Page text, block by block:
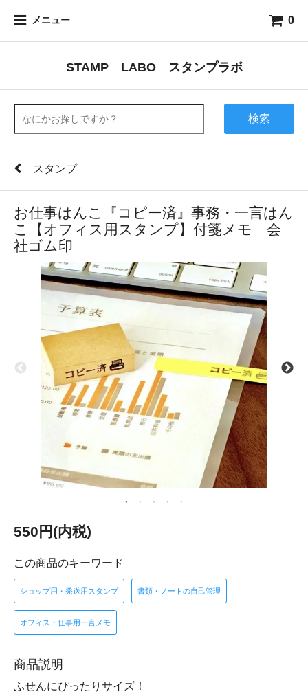
メニュー 0
STAMP LABO スタンプラボ
検索
スタンプ
お仕事はんこ『コピー済』事務・一言はん
こ【オフィス用スタンプ】付箋メモ 会
社ゴム印
550円(内税)
この商品のキーワード
ショップ用・発送用スタンプ 書類・ノートの自己管理
オフィス・仕事用一言メモ
商品説明
ふせんにぴったりサイズ！